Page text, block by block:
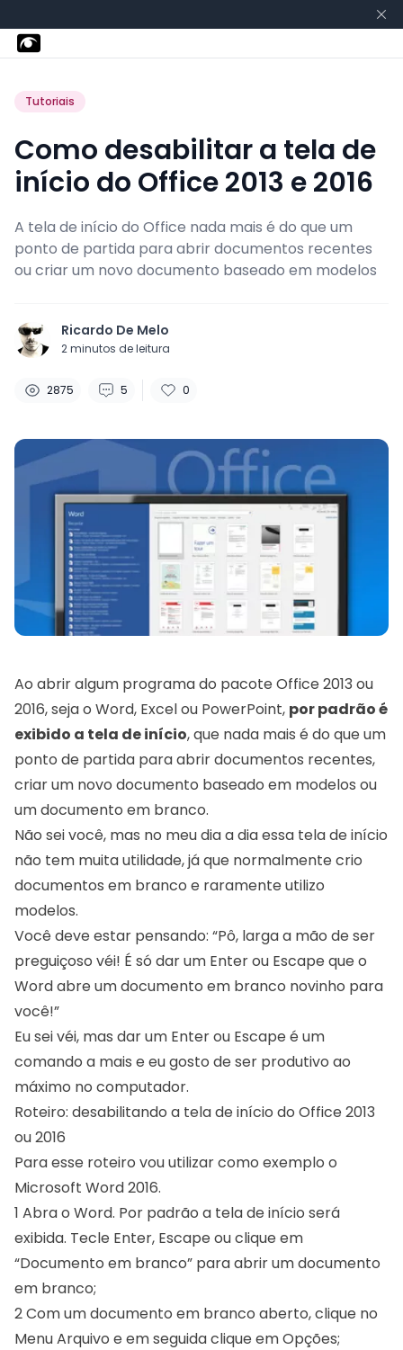
Tutoriais
Como desabilitar a tela de
início do Office 2013 e 2016
A tela de início do Office nada mais é do que um
ponto de partida para abrir documentos recentes
ou criar um novo documento baseado em modelos
Ricardo De Melo
2minutos de leitura
2875 Visualizações:Comentários:
5 Curtidas:
0
Ao abrir algum programa do pacote Office 2013 ou
2016, seja o Word, Excel ou PowerPoint, por padrão é
exibido a tela de início, que nada mais é do que um
ponto de partida para abrir documentos recentes,
criar um novo documento baseado em modelos ou
um documento em branco.
Não sei você, mas no meu dia a dia essa tela de início
não tem muita utilidade, já que normalmente crio
documentos em branco e raramente utilizo
modelos.
Você deve estar pensando: “Pô, larga a mão de ser
preguiçoso véi! É só dar um Enter ou Escape que o
Word abre um documento em branco novinho para
você!”
Eu sei véi, mas dar um Enter ou Escape é um
comando a mais e eu gosto de ser produtivo ao
máximo no computador.
Roteiro: desabilitando a tela de início do Office 2013
Para esse roteiro vou utilizar como exemplo o
Abra o Word. Por padrão a tela de início será
Tecle Alt para acessar a Guia de Opções;
Você automaticamente cairá na Guia Página Inicial.
Tecle seta para baixo até OPÇÕES, depois tecle Enter;
Na janela que se abre, navegue com Tab até a
Por padrão, ela estará marcada, desmarque com a
Pronto! Se tudo deu certo, da próxima vez que abrir
Observação: você terá que repetir este processo
Roteiro: desabilitando a tela de início do Office 2013
ou 2016
Para esse roteiro vou utilizar como exemplo o
Microsoft Word 2016.
1 Abra o Word. Por padrão a tela de início será
exibida. Tecle Enter, Escape ou clique em
“Documento em branco” para abrir um documento
em branco;
2Com um documento em branco aberto, clique no
Menu Arquivo e em seguida clique em Opções;